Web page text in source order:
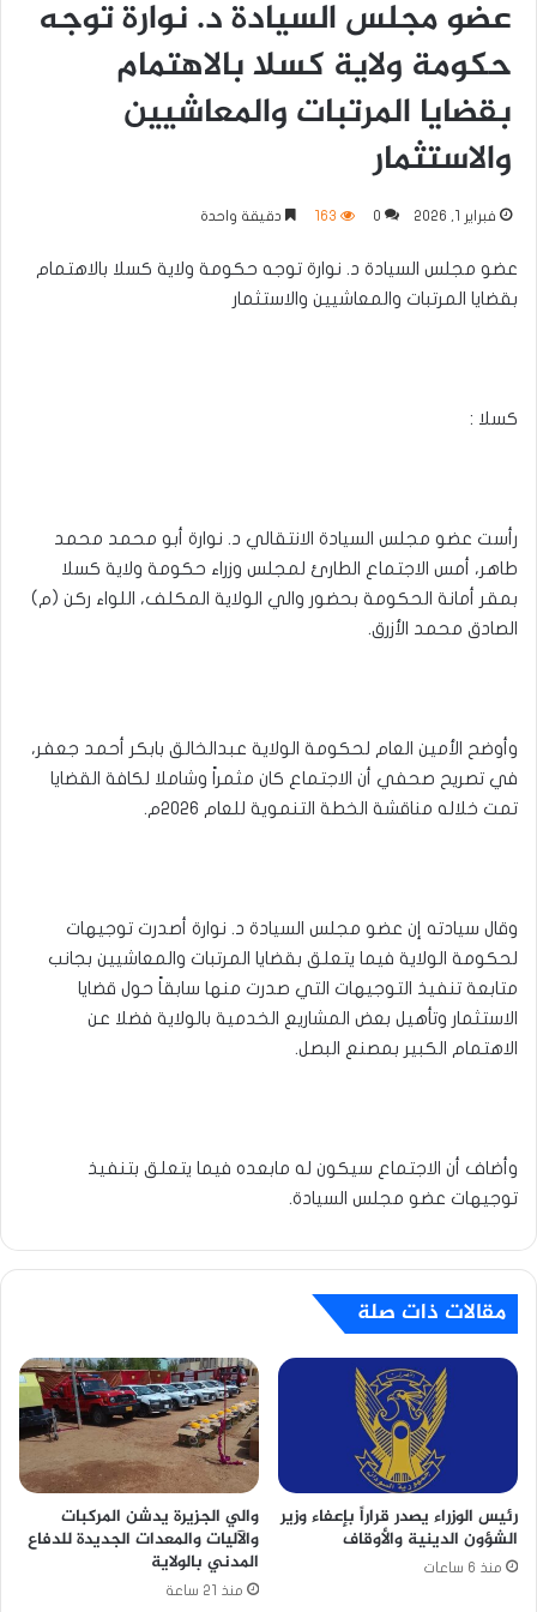
عضو مجلس السيادة د. نوارة توجه
حكومة ولاية كسلا بالاهتمام
بقضايا المرتبات والمعاشيين
والاستثمار
فبراير 1, 2026 0
163 دقيقة واحدة
عضو مجلس السيادة د. نوارة توجه حكومة ولاية كسلا بالاهتمام
بقضايا المرتبات والمعاشيين والاستثمار
كسلا :
رأست عضو مجلس السيادة الانتقالي د. نوارة أبو محمد محمد
طاهر، أمس الاجتماع الطارئ لمجلس وزراء حكومة ولاية كسلا
بمقر أمانة الحكومة بحضور والي الولاية المكلف، اللواء ركن (م)
الصادق محمد الأزرق.
وأوضح الأمين العام لحكومة الولاية عبدالخالق بابكر أحمد جعفر،
في تصريح صحفي أن الاجتماع كان مثمراً وشاملا لكافة القضايا
تمت خلاله مناقشة الخطة التنموية للعام ٢٠٢٦م.
وقال سيادته إن عضو مجلس السيادة د. نوارة أصدرت توجيهات
لحكومة الولاية فيما يتعلق بقضايا المرتبات والمعاشيين بجانب
متابعة تنفيذ التوجيهات التي صدرت منها سابقاً حول قضايا
الاستثمار وتأهيل بعض المشاريع الخدمية بالولاية فضلا عن
الاهتمام الكبير بمصنع البصل.
وأضاف أن الاجتماع سيكون له مابعده فيما يتعلق بتنفيذ
توجيهات عضو مجلس السيادة.
مقالات ذات صلة
رئيس الوزراء يصدر قراراً بإعفاء وزير
الشؤون الدينية والأوقاف
منذ 6 ساعات
والي الجزيرة يدشن المركبات
والآليات والمعدات الجديدة للدفاع
المدني بالولاية
منذ 21 ساعة